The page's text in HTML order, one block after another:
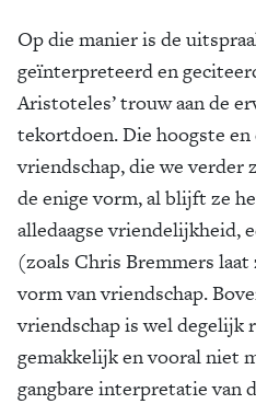
Op die manier is de
geïnterpreteerd en
Aristoteles’ trouw aan de
tekortdoen. Die hoogste
vriendschap, die we
de enige vorm, al blijft ze
alledaagse vriendelijkheid,
(zoals Chris Bremmers
vorm van vriendschap.
vriendschap is wel degelijk
gemakkelijk en vooral niet
gangbare interpretatie van